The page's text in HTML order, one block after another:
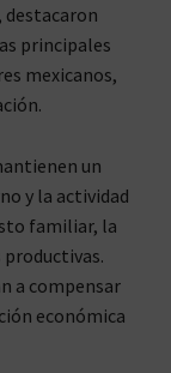
destacaron
principales
mexicanos,
un
y la actividad
familiar, la
productivas.
a compensar
económica